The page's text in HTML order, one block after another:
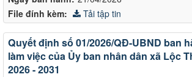
File đính kèm: Tải tập tin
Quyết định số 01/2026/QĐ-UBND ban
làm việc của Ủy ban nhân dân xã Lộc
2026 - 2031